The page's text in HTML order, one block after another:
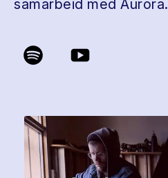
samarbeid med Aurora.